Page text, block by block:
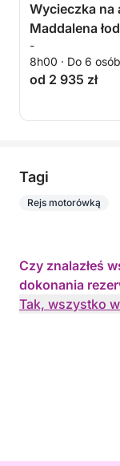
Wycieczka na
Maddalena
kierowcą
-
8h00 · Do 6 osób
od 2 935 zł
Tagi
Rejs motorówką
Czy znalazłeś
dokonania
Tak, wszystko